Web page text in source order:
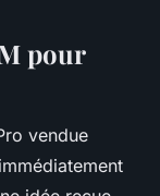
pour
vendue